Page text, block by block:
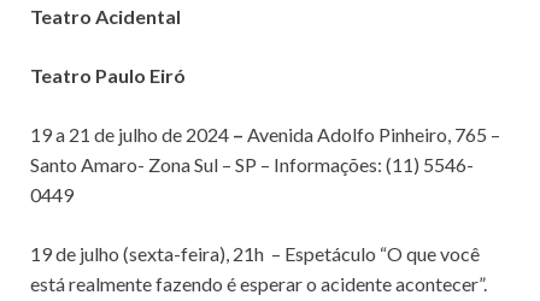
Teatro Acidental
Teatro Paulo Eiró
19 a 21 de julho de 2024 – Avenida Adolfo Pinheiro, 765 –
Santo Amaro- Zona Sul – SP – Informações: (11) 5546-
0449
19 de julho (sexta-feira), 21h – Espetáculo “O que você
está realmente fazendo é esperar o acidente acontecer”.